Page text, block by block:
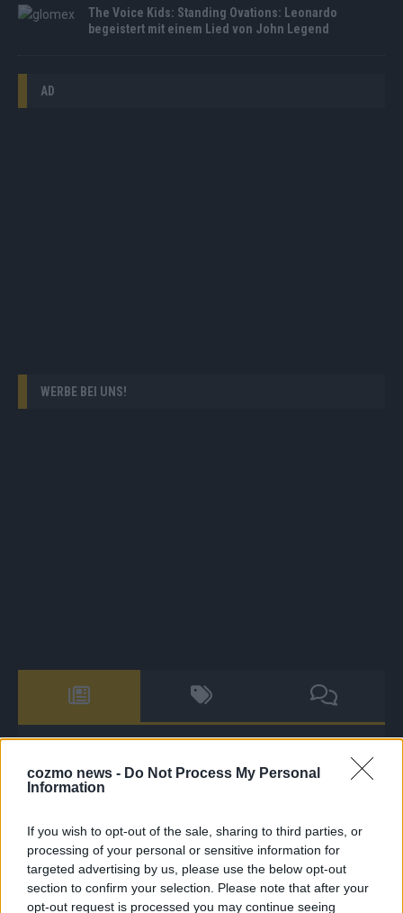
cozmo news - Do Not Process My Personal
Information
If you wish to opt-out of the sale, sharing to third parties, or
processing of your personal or sensitive information for
targeted advertising by us, please use the below opt-out
section to confirm your selection. Please note that after your
opt-out request is processed you may continue seeing
The Voice Kids: Standing Ovations: Leonardo
begeistert mit einem Lied von John Legend
AD
WERBE BEI UNS!
Comedienne gewinnt als Muuhnika
hat sich als Rave-Ioli in die Herzen gesungen
The Masked Singer: Lieblingssong: Muuhnika kehrt mit
Lady Gagas „Abracadabra“ zurück
The Masked Singer: Lieblingssong: Rave-Ioli berührt